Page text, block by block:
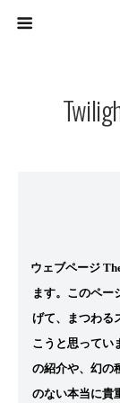
ウェブページ
ます。このペー
げて、まつわる
こうと思ってい
の紹介や、幻の
のない本当に貴